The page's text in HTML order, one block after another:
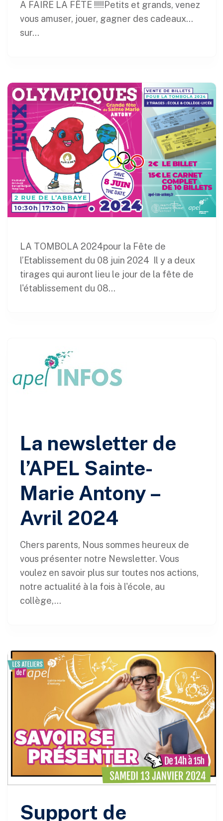
A FAIRE LA FÊTE !!!!!Petits et grands, venez
vous amuser, jouer, gagner des cadeaux…
sur...
LA TOMBOLA 2024pour la Fête de
l’Etablissement du 08 juin 2024 Il y a deux
tirages qui auront lieu le jour de la fête de
l'établissement du 08...
La newsletter de
l’APEL Sainte-
Marie Antony –
Avril 2024
Chers parents, Nous sommes heureux de
vous présenter notre Newsletter. Vous
voulez en savoir plus sur toutes nos actions,
notre actualité à la fois à l'école, au
collège,...
Support de